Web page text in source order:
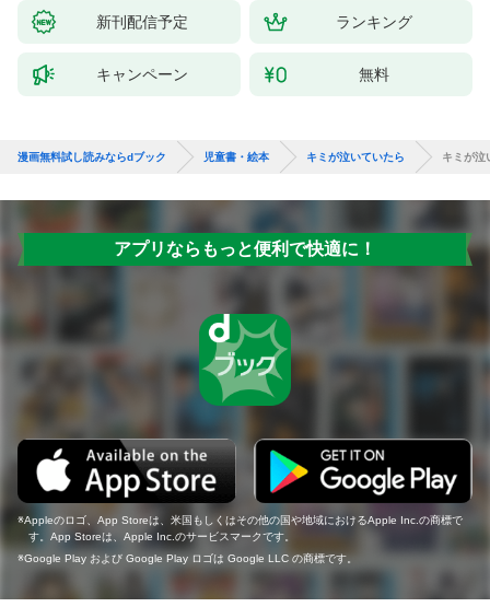
新刊配信予定 ランキング
キャンペーン 無料
漫画無料試し読みならdブック 児童書・絵本 キミが泣いていたら キミが泣
アプリならもっと便利で快適に！
Appleのロゴ、App Storeは、米国もしくはその他の国や地域におけるApple Inc.の商標で
す。App Storeは、Apple Inc.のサービスマークです。
Google Play および Google Play ロゴは Google LLC の商標です。